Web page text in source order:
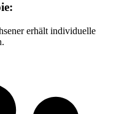
erhält individuelle